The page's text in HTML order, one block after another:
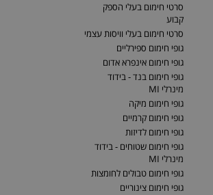
סרטי חימום בעלי הספק
קבוע
סרטי חימום בעלי וויסות עצמי
גופי חימום ספירליים
גופי חימום אינפרא אדום
גופי חימום בנד - בידוד
מינרלי MI
גופי חימום מיקה
גופי חימום קרמיים
גופי חימום לדיזות
גופי חימום שטוחים - בידוד
מינרלי MI
גופי חימום טבולים לחומצות
גופי חימום צינוריים